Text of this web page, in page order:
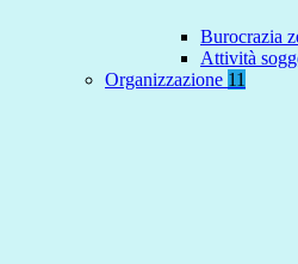
Burocrazia
Attività
Organizzazione 11